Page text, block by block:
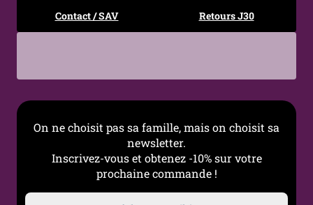
Contact / SAV Retours J30
On ne choisit pas sa famille, mais on choisit sa
newsletter.
Inscrivez-vous et obtenez -10% sur votre
prochaine commande !